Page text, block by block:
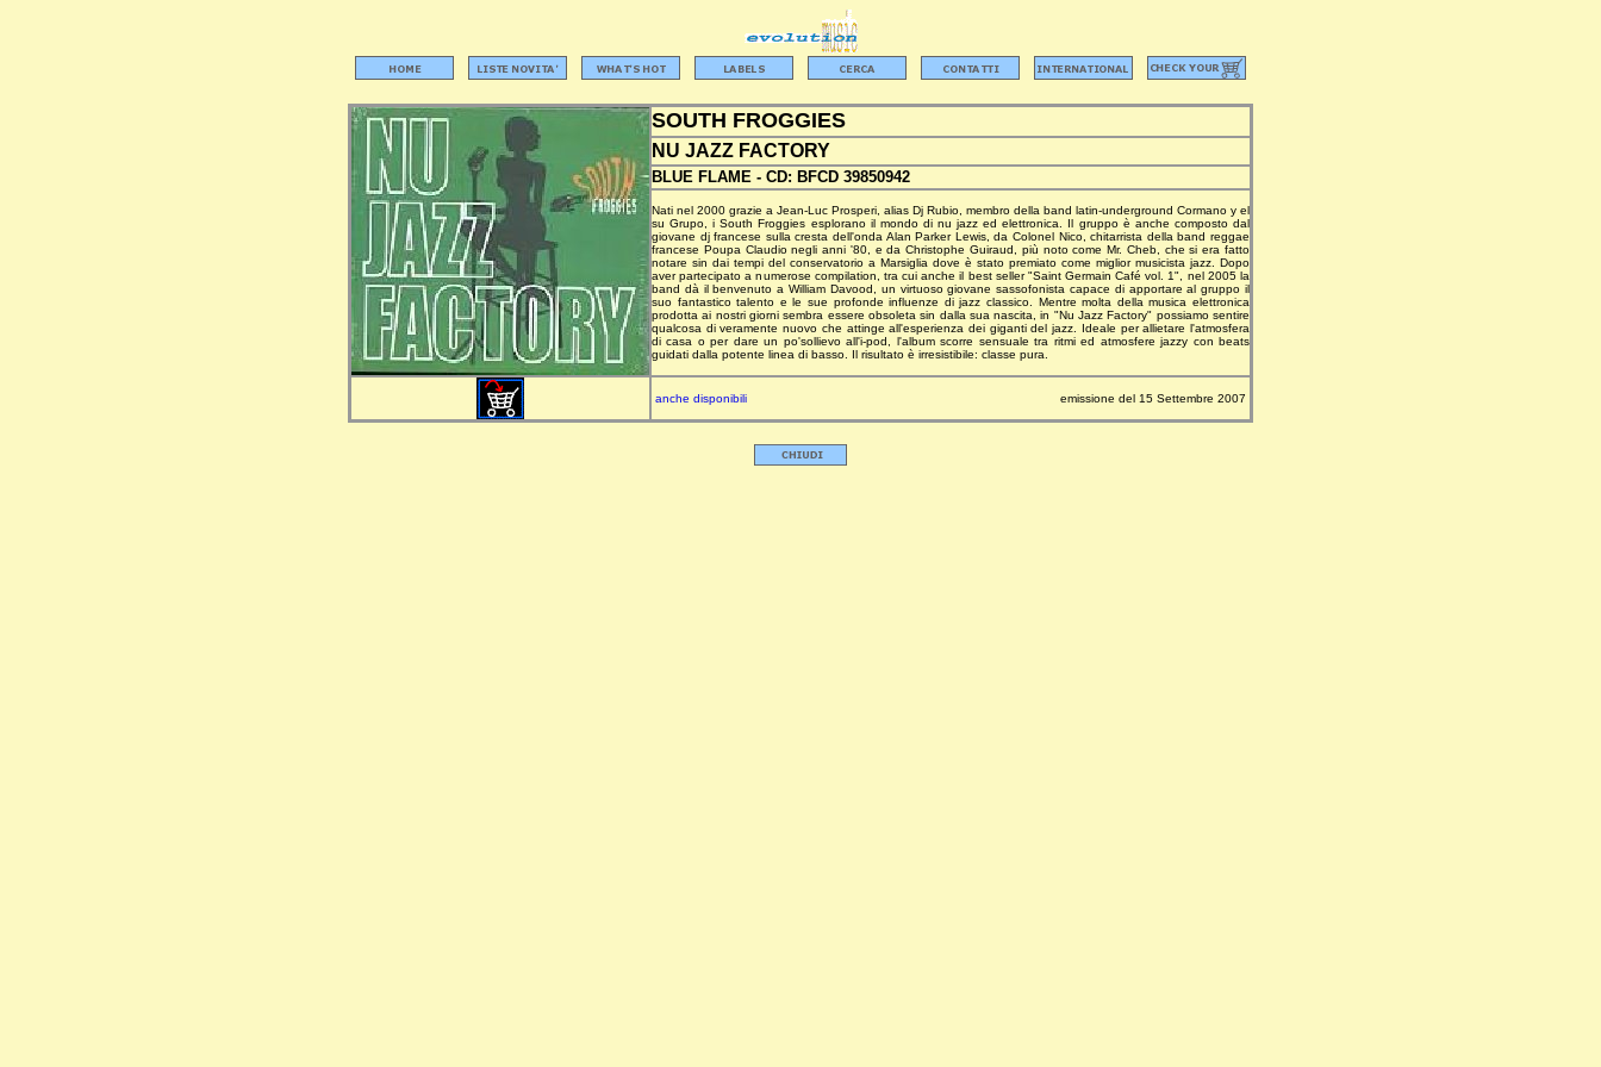
SOUTH FROGGIES
NU JAZZ FACTORY
BLUE FLAME - CD: BFCD 39850942
Nati nel 2000 grazie a Jean-Luc Prosperi, alias Dj Rubio, membro della band latin-underground Cormano y el
su Grupo, i South Froggies esplorano il mondo di nu jazz ed elettronica. Il gruppo è anche composto dal
giovane dj francese sulla cresta dell'onda Alan Parker Lewis, da Colonel Nico, chitarrista della band reggae
francese Poupa Claudio negli anni '80, e da Christophe Guiraud, più noto come Mr. Cheb, che si era fatto
notare sin dai tempi del conservatorio a Marsiglia dove è stato premiato come miglior musicista jazz. Dopo
aver partecipato a numerose compilation, tra cui anche il best seller "Saint Germain Café vol. 1", nel 2005 la
band dà il benvenuto a William Davood, un virtuoso giovane sassofonista capace di apportare al gruppo il
suo fantastico talento e le sue profonde influenze di jazz classico. Mentre molta della musica elettronica
prodotta ai nostri giorni sembra essere obsoleta sin dalla sua nascita, in "Nu Jazz Factory" possiamo sentire
qualcosa di veramente nuovo che attinge all'esperienza dei giganti del jazz. Ideale per allietare l'atmosfera
di casa o per dare un po'sollievo all'i-pod, l'album scorre sensuale tra ritmi ed atmosfere jazzy con beats
guidati dalla potente linea di basso. Il risultato è irresistibile: classe pura.
anche disponibili emissione del 15 Settembre 2007